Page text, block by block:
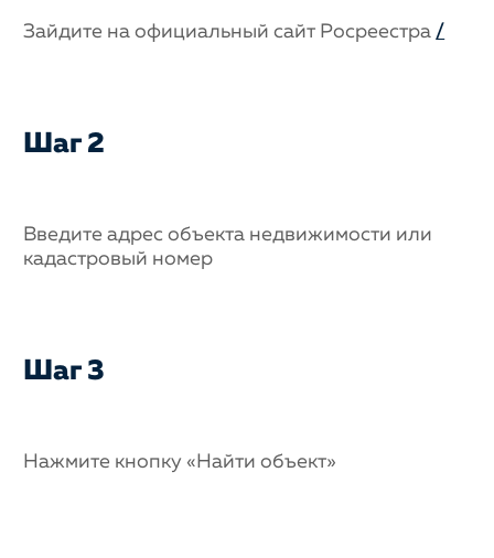
Зайдите на официальный сайт Росреестра /
Шаг 2
Введите адрес объекта недвижимости или
кадастровый номер
Шаг 3
Нажмите кнопку «Найти объект»